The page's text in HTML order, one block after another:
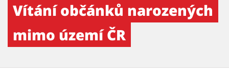
Vítání občánků narozených
mimo území ČR